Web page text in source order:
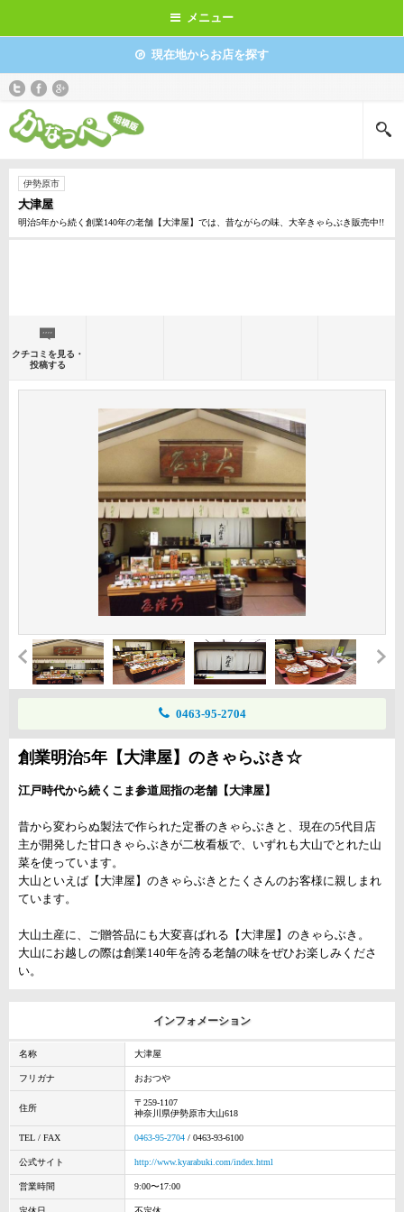
メニュー
現在地からお店を探す
伊勢原市
大津屋
明治5年から続く創業140年の老舗【大津屋】では、昔ながらの味、大辛きゃらぶき販売中!!
クチコミを見る・
投稿する
0463-95-2704
創業明治5年【大津屋】のきゃらぶき☆
江戸時代から続くこま参道屈指の老舗【大津屋】
昔から変わらぬ製法で作られた定番のきゃらぶきと、現在の5代目店
主が開発した甘口きゃらぶきが二枚看板で、いずれも大山でとれた山
菜を使っています。
大山といえば【大津屋】のきゃらぶきとたくさんのお客様に親しまれ
ています。
大山土産に、ご贈答品にも大変喜ばれる【大津屋】のきゃらぶき。
大山にお越しの際は創業140年を誇る老舗の味をぜひお楽しみくださ
い。
インフォメーション
名称 大津屋
フリガナ おおつや
住所
〒259-1107
神奈川県伊勢原市大山618
TEL / FAX 0463-95-2704 / 0463-93-6100
公式サイト http://www.kyarabuki.com/index.html
営業時間 9:00〜17:00